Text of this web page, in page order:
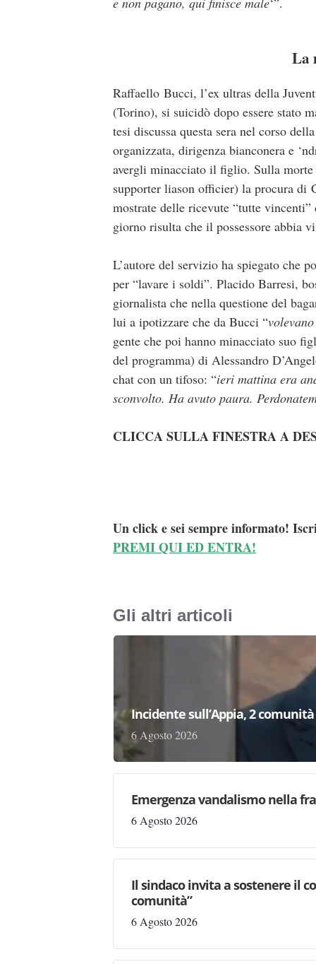
La
Raffaello Bucci, l’ex ultras della
(Torino), si suicidò dopo essere stato
tesi discussa questa sera nel corso
organizzata, dirigenza bianconera e
avergli minacciato il figlio. Sulla morte
supporter liason officier) la procura di
mostrate delle ricevute “tutte
giorno risulta che il possessore abbia
L’autore del servizio ha spiegato che
per “lavare i soldi”. Placido Barresi,
giornalista che nella questione del
lui a ipotizzare che da Bucci “
gente che poi hanno minacciato suo
del programma) di Alessandro
chat con un tifoso: “ieri mattina era
sconvolto. Ha avuto paura.
CLICCA SULLA FINESTRA A
Un click e sei sempre informato!
PREMI QUI ED ENTRA!
Gli altri articoli
Incidente sull’Appia, 2
6 Agosto 2026
Emergenza vandalismo nella
6 Agosto 2026
Il sindaco invita a sostenere il
comunità”
6 Agosto 2026